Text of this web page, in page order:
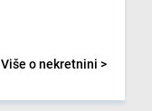
Više o nekretnini >